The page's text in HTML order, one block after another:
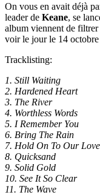
On vous en avait déjà
leader de Keane, se
album viennent de
voir le jour le 14
Tracklisting:
1. Still Waiting
2. Hardened Heart
3. The River
4. Worthless Words
5. I Remember You
6. Bring The Rain
7. Hold On To Our Love
8. Quicksand
9. Solid Gold
10. See It So Clear
11. The Wave